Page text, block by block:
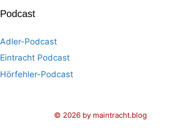
Podcast
Adler-Podcast
Eintracht Podcast
Hörfehler-Podcast
© 2026 by maintracht.blog